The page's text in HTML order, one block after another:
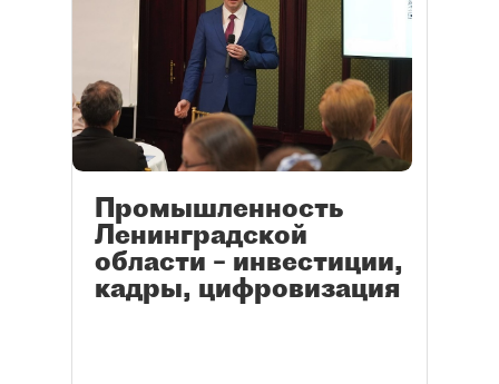
Промышленность
Ленинградской
области – инвестиции,
кадры, цифровизация